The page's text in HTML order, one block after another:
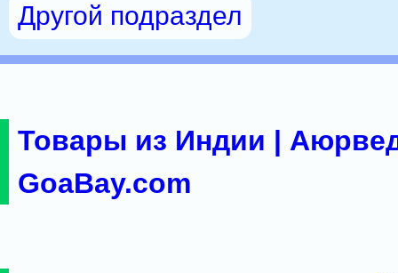
Другой подраздел
Товары из Индии |
GoaBay.com